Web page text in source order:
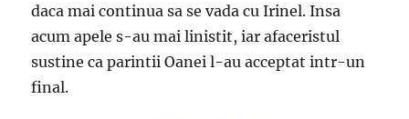
daca mai continua sa se vada cu Irinel. Insa
acum apele s-au mai linistit, iar afaceristul
sustine ca parintii Oanei l-au acceptat intr-un
final.